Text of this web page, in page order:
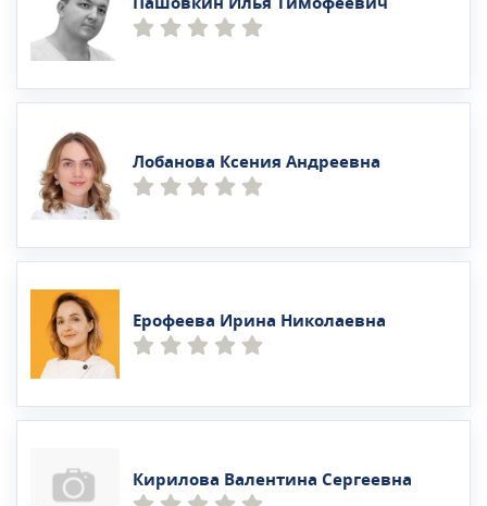
Лобанова Ксения Андреевна
Ерофеева Ирина Николаевна
Кирилова Валентина Сергеевна